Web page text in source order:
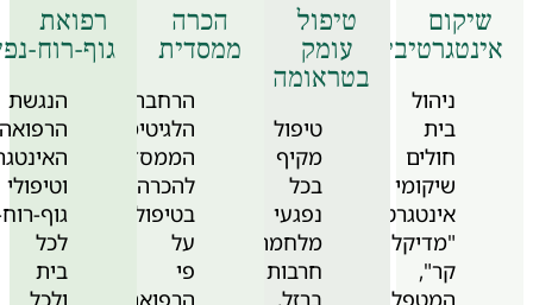
שיקומי
אינטגרטיבי
"מדיקל
המטפל
טיפול
עומק
בטראומה
מלחמת
חרבות
הכרה
ממסדית
הרחבת
הלגיטימציה
הממסדית
להכרה
בטיפולים
הרפואה
רפואת
גוף-רוח-נפש
הנגשת
הרפואה
האינטגרטיבית
וטיפולי
גוף-רוח-נפש